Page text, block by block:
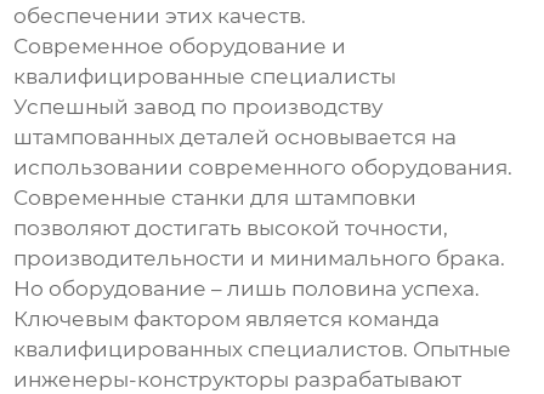
обеспечении этих качеств.
Современное оборудование и
квалифицированные специалисты
Успешный завод по производству
штампованных деталей основывается на
использовании современного оборудования.
Современные станки для штамповки
позволяют достигать высокой точности,
производительности и минимального брака.
Но оборудование – лишь половина успеха.
Ключевым фактором является команда
квалифицированных специалистов. Опытные
инженеры-конструкторы разрабатывают